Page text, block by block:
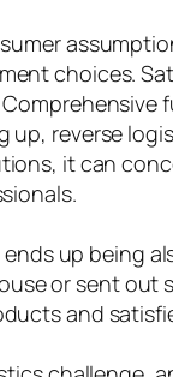
choices.
reverse
it can
up being
or sent
and